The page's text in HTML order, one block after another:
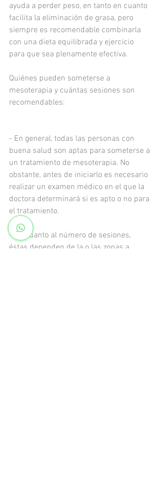
ayuda a perder peso, en tanto en cuanto
facilita la eliminación de grasa, pero
siempre es recomendable combinarla
con una dieta equilibrada y ejercicio
para que sea plenamente efectiva.
Quiénes pueden someterse a
mesoterapia y cuántas sesiones son
recomendables:
- En general, todas las personas con
buena salud son aptas para someterse a
un tratamiento de mesoterapia. No
obstante, antes de iniciarlo es necesario
realizar un examen médico en el que la
doctora determinará si es apto o no para
el tratamiento.
- En cuanto al número de sesiones,
éstas dependen de la o las zonas a